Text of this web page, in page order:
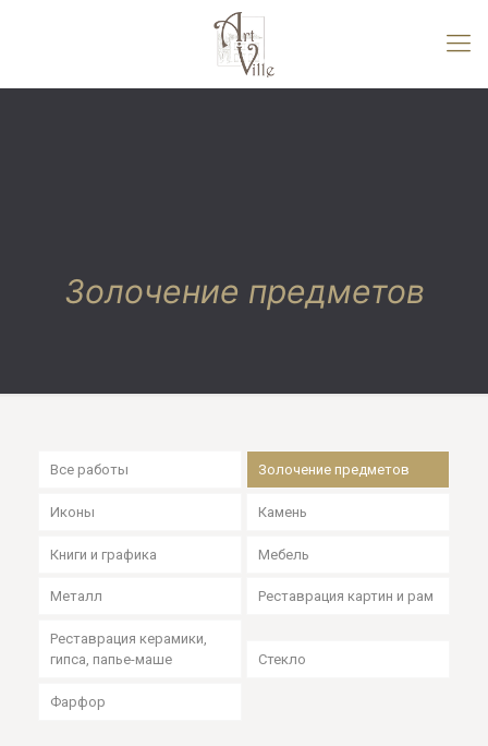
Золочение предметов
Все работы Золочение предметов
Иконы Камень
Книги и графика Мебель
Металл Реставрация картин и рам
Реставрация керамики,
гипса, папье-маше
Стекло
Фарфор